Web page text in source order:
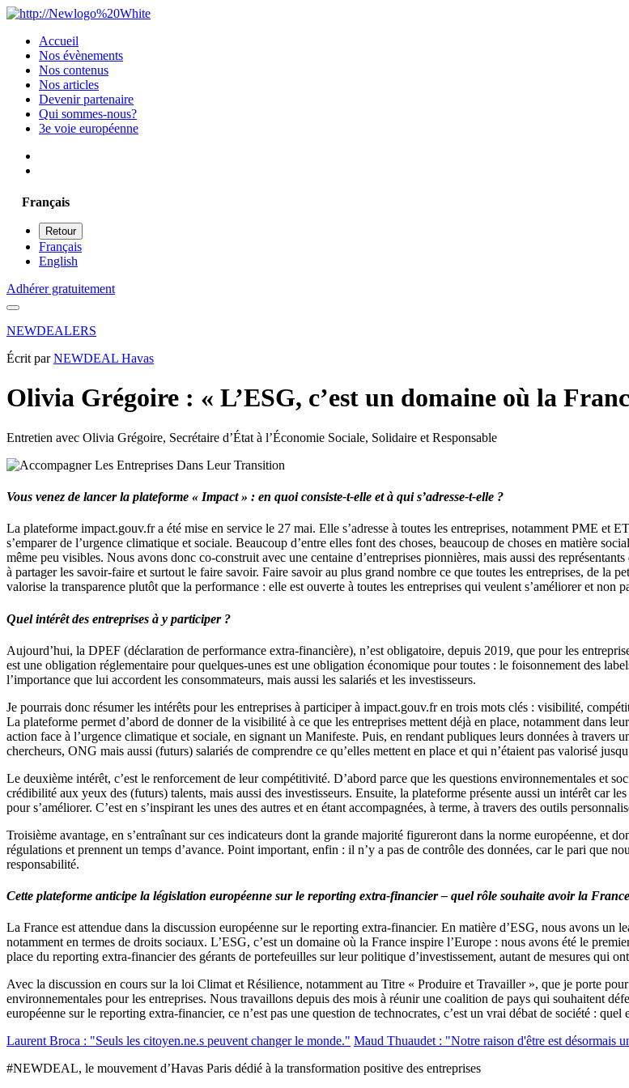
Accueil
Nos évènements
Nos contenus
Nos articles
Devenir partenaire
Qui sommes-nous?
3e voie européenne
Français
Retour
Français
English
Adhérer gratuitement
NEWDEALERS
Écrit parNEWDEAL Havas
Olivia Grégoire : « L’ESG, c’est un domaine où la
Entretien avec Olivia Grégoire, Secrétaire d’État à l’Économie Sociale, Solidaire et Responsable
Vous venez de lancer la plateforme « Impact » : en quoi consiste-t-elle et à qui s’adresse-t-elle ?
La plateforme impact.gouv.fr a été mise en service le 27 mai. Elle s’adresse à toutes les entreprises, notamment PME et
s’emparer de l’urgence climatique et sociale. Beaucoup d’entre elles font des choses, beaucoup de choses en matière
même peu visibles. Nous avons donc co-construit avec une centaine d’entreprises pionnières, mais aussi des
à partager les savoir-faire et surtout le faire savoir. Faire savoir au plus grand nombre ce que toutes les entreprises, de
valorise la transparence plutôt que la performance : elle est ouverte à toutes les entreprises qui veulent s’améliorer et non
Quel intérêt des entreprises à y participer ?
Aujourd’hui, la DPEF (déclaration de performance extra-financière), n’est obligatoire, depuis 2019, que pour les
est une obligation réglementaire pour quelques-unes est une obligation économique pour toutes : le foisonnement des
l’importance que lui accordent les consommateurs, mais aussi les salariés et les investisseurs.
Je pourrais donc résumer les intérêts pour les entreprises à participer à impact.gouv.fr en trois mots clés : visibilité,
La plateforme permet d’abord de donner de la visibilité à ce que les entreprises mettent déjà en place, notamment dans
action face à l’urgence climatique et sociale, en signant un Manifeste. Puis, en rendant publiques leurs données à travers
chercheurs, ONG mais aussi (futurs) salariés de comprendre ce qu’elles mettent en place et qui n’étaient pas valorisé
Le deuxième intérêt, c’est le renforcement de leur compétitivité. D’abord parce que les questions environnementales et
crédibilité aux yeux des (futurs) talents, mais aussi des investisseurs. Ensuite, la plateforme présente aussi un intérêt car
pour s’améliorer. C’est en s’inspirant les unes des autres et en étant accompagnées, à terme, à travers des outils
Troisième avantage, en s’entraînant sur ces indicateurs dont la grande majorité figureront dans la norme européenne, et
régulations et prennent un temps d’avance. Point important, enfin : il n’y a pas de contrôle des données, car le pari que
responsabilité.
Cette plateforme anticipe la législation européenne sur le reporting extra-financier – quel rôle souhaite avoir la
La France est attendue dans la discussion européenne sur le reporting extra-financier. En matière d’ESG, nous avons
notamment en termes de droits sociaux. L’ESG, c’est un domaine où la France inspire l’Europe : nous avons été le
place du reporting extra-financier des gérants de portefeuilles sur leur politique d’investissement, autant de mesures qui
Avec la discussion en cours sur la loi Climat et Résilience, notamment au Titre « Produire et Travailler », que je porte
environnementales pour les entreprises. Nous travaillons depuis des mois à réunir une coalition de pays qui souhaitent
européenne sur le reporting extra-financier, ce n’est pas une question de technocrates, c’est un vrai débat de société :
Laurent Broca : "Seuls les citoyen.ne.s peuvent changer le monde." Maud Thuaudet : "Notre raison d'être est désormais
#NEWDEAL, le mouvement d’Havas Paris dédié à la transformation positive des entreprises